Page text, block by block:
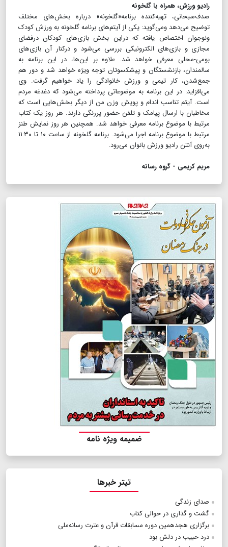
رادیو ورزش، همراه با گلخونه
صدف‌سبحانی، تهیه‌کننده برنامه«گلخونه» درباره بخش‌های مختلف
توضیح می‌دهد ومی‌گوید: یکی از آیتم‌‌های برنامه گلخونه به ورزش کودک
ونوجوان اختصاص یافته که دراین بخش بازی‌های کودکان درفضای
مجازی و بازی‌های الکترونیکی بررسی می‌شود و در‌کنار آن بازی‌های
بومی-محلی معرفی خواهد شد. علاوه بر این‌ها‌، در این برنامه به
سالمندان، بازنشستگان و پیشکسوتان توجه ویژه خواهد شد و دور هم
جمع‌شدن، کار تیمی و ورزش خانوادگی را یاد خواهیم گرفت. وی
می‌افزاید: در این برنامه به موضوعاتی پرداخته می‌شود که دغدغه مردم
است. آیتم تناسب اندام و پویش وزن من از دیگر بخش‌هایی است که
مخاطبان با ارسال پیامک و تلفن حضور پررنگی دارند. هر روز یک کتاب
مرتبط با موضوع برنامه معرفی خواهد شد. همچنین هر روز نمایش طنز
مرتبط با موضوع برنامه اجرا می‌شود. برنامه گلخونه از ساعت ۱۰ تا ۱۱:۳۰
به‌روی آنتن رادیو ورزش بانوان می‌رود.
مریم کریمی‌ - گروه رسانه
ضمیمه ویژه نامه
تیتر خبرها
صدای زندگی
گشت و گذاری در حوالی کتاب
برگزاری هجدهمین دوره مسابقات قرآن و عترت رسانه‌ملی
درد حبیب در دلش بود